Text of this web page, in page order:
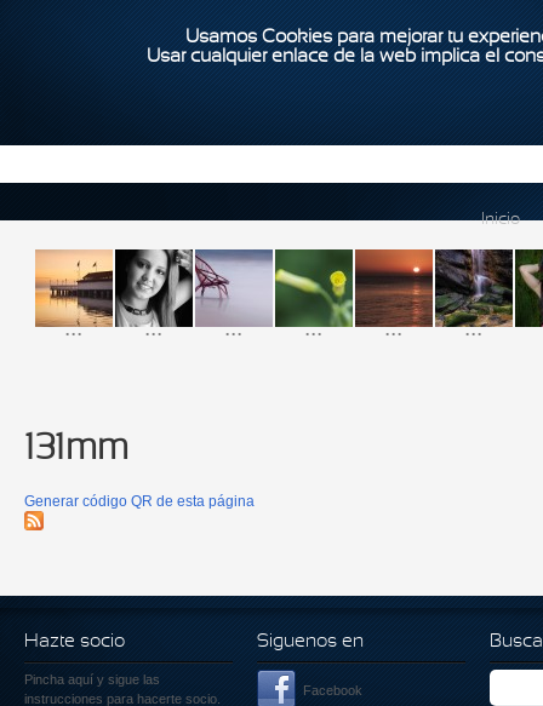
Usamos Cookies para mejorar tu
Usar cualquier enlace de la web implica el
Inicio
... ... ... ... ... ...
131mm
Generar código QR de esta página
Hazte socio
Pincha aquí y sigue las
instrucciones para hacerte socio.
Siguenos en
Facebook